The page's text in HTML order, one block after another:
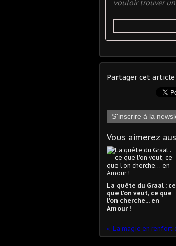
vouloir trouver
Partager cet article
S'inscrire à la
Vous aimerez
La quête du Graal : ce
que l'on veut, ce que
l'on cherche… en
Amour !